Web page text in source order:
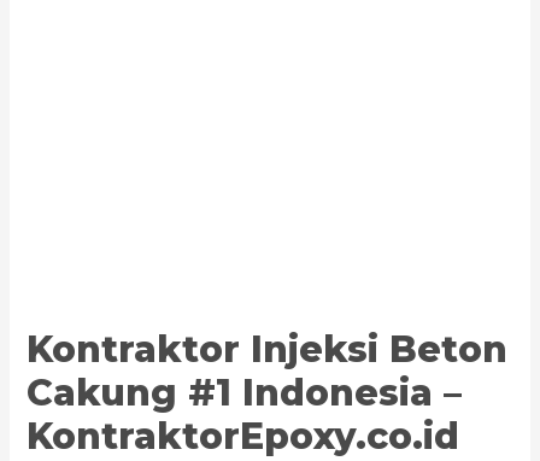
Kontraktor Injeksi Beton
Cakung #1 Indonesia –
KontraktorEpoxy.co.id